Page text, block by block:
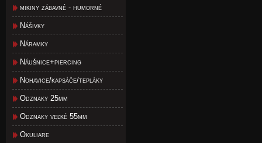
mikiny zábavné - humorné
Nášivky
Náramky
Náušnice+piercing
Nohavice/kapsáče/tepláky
Odznaky 25mm
Odznaky veľké 55mm
Okuliare